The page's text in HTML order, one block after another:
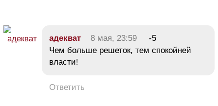
адекват 8 мая, 23:59
-5
Чем больше решеток, тем спокойней
власти!
Ответить